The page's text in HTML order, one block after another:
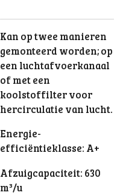
Kan op twee manieren
gemonteerd worden; op
een luchtafvoerkanaal
of met een
koolstoffilter voor
hercirculatie van lucht.
Energie-
efficiëntieklasse: A+
Afzuigcapaciteit: 630
m³/u